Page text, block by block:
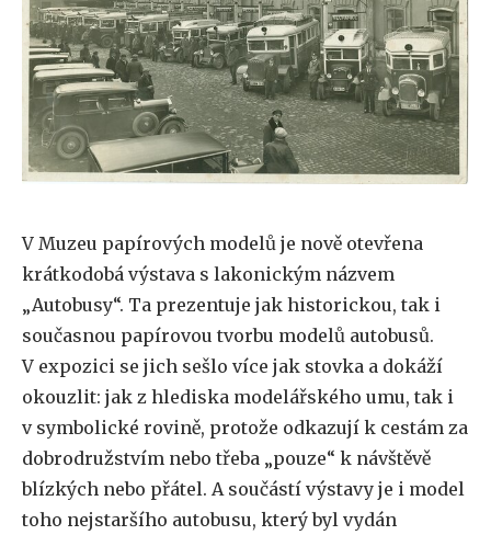
V Muzeu papírových modelů je nově otevřena
krátkodobá výstava s lakonickým názvem
„Autobusy“. Ta prezentuje jak historickou, tak i
současnou papírovou tvorbu modelů autobusů.
V expozici se jich sešlo více jak stovka a dokáží
okouzlit: jak z hlediska modelářského umu, tak i
v symbolické rovině, protože odkazují k cestám za
dobrodružstvím nebo třeba „pouze“ k návštěvě
blízkých nebo přátel. A součástí výstavy je i model
toho nejstaršího autobusu, který byl vydán